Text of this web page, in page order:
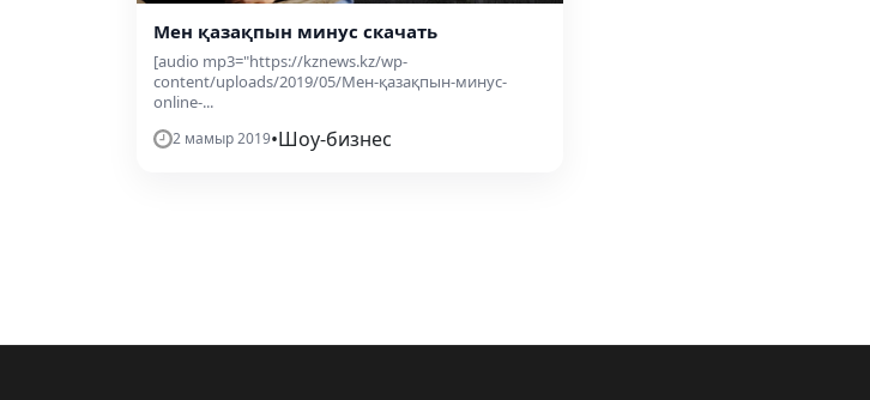
Мен қазақпын минус скачать
[audio mp3="https://kznews.kz/wp-
content/uploads/2019/05/Мен-қазақпын-минус-
online-...
2 мамыр 2019•Шоу-бизнес